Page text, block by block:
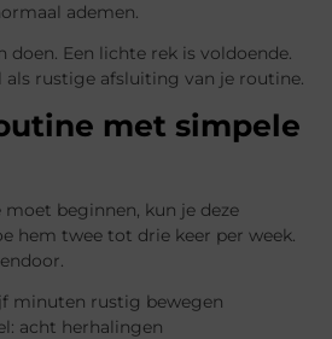
ademen.
doen. Een lichte rek is voldoende.
als rustige afsluiting van je routine.
met simpele
beginnen, kun je deze
hem twee tot drie keer per week.
minuten rustig bewegen
acht herhalingen